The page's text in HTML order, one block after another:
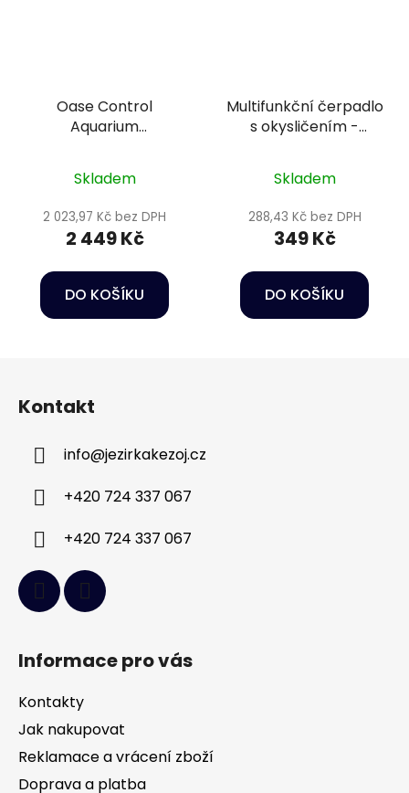
Oase Control
Aquarium
Skladem
2 023,97 Kč bez DPH
2 449 Kč
DO KOŠÍKU
Multifunkční čerpadlo
s okysličením -
Skladem
288,43 Kč bez DPH
349 Kč
DO KOŠÍKU
Kontakt
info@jezirkakezoj.cz
+420 724 337 067
+420 724 337 067
Informace pro vás
Kontakty
Jak nakupovat
Reklamace a vrácení zboží
Doprava a platba